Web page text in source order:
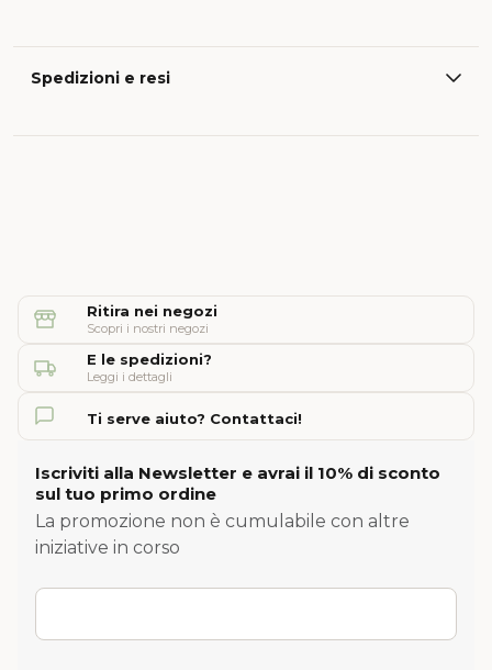
Spedizioni e resi
Ritira nei negozi
Scopri i nostri negozi
E le spedizioni?
Leggi i dettagli
Ti serve aiuto? Contattaci!
Iscriviti alla Newsletter e avrai il 10% di sconto
sul tuo primo ordine
La promozione non è cumulabile con altre
iniziative in corso